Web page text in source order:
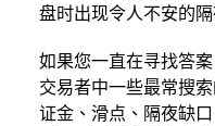
盘时出现令人不安的隔
如果您一直在寻找答
交易者中一些最常搜
证金、滑点、隔夜缺